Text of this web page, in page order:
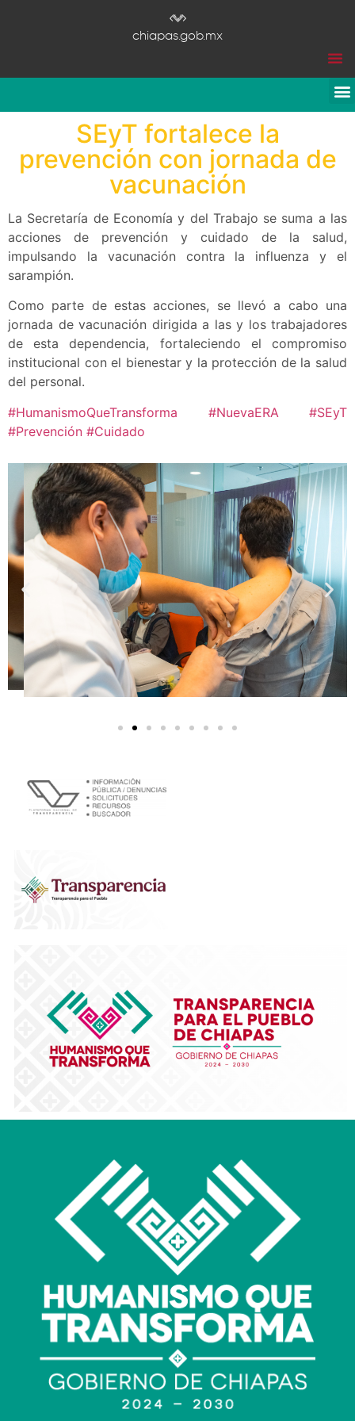
chiapas.gob.mx
SEyT fortalece la
prevención con jornada de
vacunación
La Secretaría de Economía y del Trabajo se suma a las
acciones de prevención y cuidado de la salud,
impulsando la vacunación contra la influenza y el
sarampión.
Como parte de estas acciones, se llevó a cabo una
jornada de vacunación dirigida a las y los trabajadores
de esta dependencia, fortaleciendo el compromiso
institucional con el bienestar y la protección de la salud
del personal.
#HumanismoQueTransforma
#NuevaERA
#SEyT
#Prevención #Cuidado